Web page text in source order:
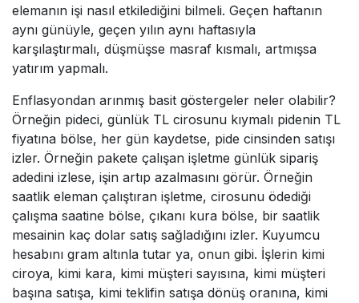
elemanın işi nasıl etkilediğini bilmeli. Geçen haftanın
aynı günüyle, geçen yılın aynı haftasıyla
karşılaştırmalı, düşmüşse masraf kısmalı, artmışsa
yatırım yapmalı.
Enflasyondan arınmış basit göstergeler neler olabilir?
Örneğin pideci, günlük TL cirosunu kıymalı pidenin TL
fiyatına bölse, her gün kaydetse, pide cinsinden satışı
izler. Örneğin pakete çalışan işletme günlük sipariş
adedini izlese, işin artıp azalmasını görür. Örneğin
saatlik eleman çalıştıran işletme, cirosunu ödediği
çalışma saatine bölse, çıkanı kura bölse, bir saatlik
mesainin kaç dolar satış sağladığını izler. Kuyumcu
hesabını gram altınla tutar ya, onun gibi. İşlerin kimi
ciroya, kimi kara, kimi müşteri sayısına, kimi müşteri
başına satışa, kimi teklifin satışa dönüş oranına, kimi